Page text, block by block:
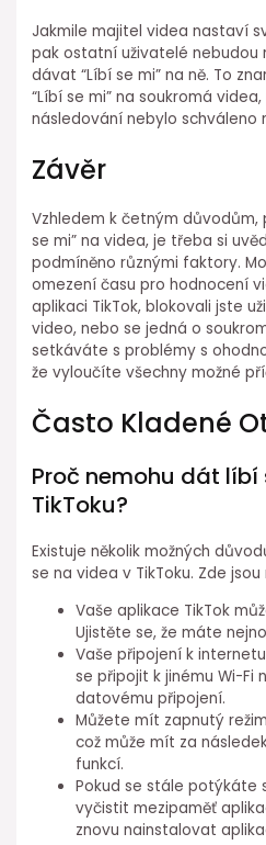
Jakmile majitel videa nastaví
pak ostatní uživatelé nebudou
dávat “Líbí se mi” na ně. To
“Líbí se mi” na soukromá
následování nebylo schváleno
Závěr
Vzhledem k četným důvodům,
se mi” na videa, je třeba si
podmíněno různými faktory.
omezení času pro hodnocení
aplikaci TikTok, blokovali jste
video, nebo se jedná o
setkáváte s problémy s
že vyloučíte všechny možné
Často Kladené
Proč nemohu dát
TikToku?
Existuje několik možných
se na videa v TikToku. Zde
Vaše aplikace TikTok
Ujistěte se, že máte
Vaše připojení k
se připojit k jinému Wi-Fi
datovému připojení.
Můžete mít zapnutý
což může mít za
funkcí.
Pokud se stále potýkáte
vyčistit mezipaměť
znovu nainstalovat